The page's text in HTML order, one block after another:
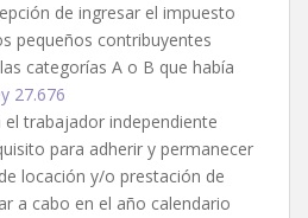
de ingresar el impuesto
pequeños contribuyentes
categorías A o B que había
27.676
el trabajador independiente
para adherir y permanecer
locación y/o prestación de
a cabo en el año calendario